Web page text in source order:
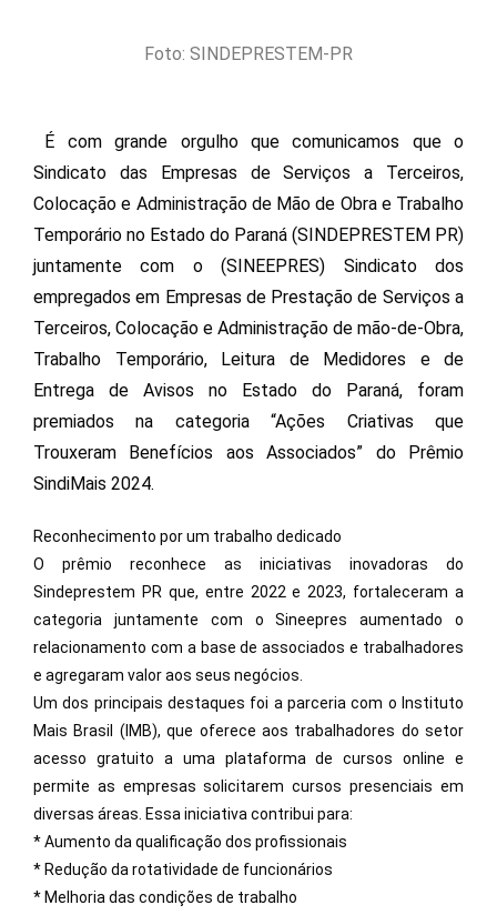
Foto: SINDEPRESTEM-PR
É com grande orgulho que comunicamos que o
Sindicato das Empresas de Serviços a Terceiros,
Colocação e Administração de Mão de Obra e Trabalho
Temporário no Estado do Paraná (SINDEPRESTEM PR)
juntamente com o (SINEEPRES) Sindicato dos
empregados em Empresas de Prestação de Serviços a
Terceiros, Colocação e Administração de mão-de-Obra,
Trabalho Temporário, Leitura de Medidores e de
Entrega de Avisos no Estado do Paraná, foram
premiados na categoria “Ações Criativas que
Trouxeram Benefícios aos Associados” do Prêmio
SindiMais 2024.
Reconhecimento por um trabalho dedicado
O prêmio reconhece as iniciativas inovadoras do
Sindeprestem PR que, entre 2022 e 2023, fortaleceram a
categoria juntamente com o Sineepres aumentado o
relacionamento com a base de associados e trabalhadores
e agregaram valor aos seus negócios.
Um dos principais destaques foi a parceria com o Instituto
Mais Brasil (IMB), que oferece aos trabalhadores do setor
acesso gratuito a uma plataforma de cursos online e
permite as empresas solicitarem cursos presenciais em
diversas áreas. Essa iniciativa contribui para:
* Aumento da qualificação dos profissionais
* Redução da rotatividade de funcionários
* Melhoria das condições de trabalho